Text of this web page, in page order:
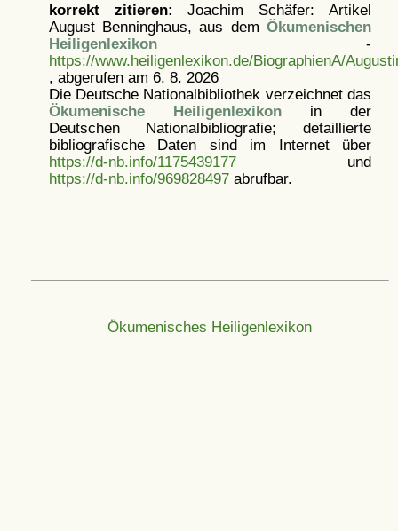
korrekt zitieren: Joachim Schäfer: Artikel
August Benninghaus, aus dem Ökumenischen
Heiligenlexikon-
https://www.heiligenlexikon.de/BiographienA/
, abgerufen am 6. 8. 2026
Die Deutsche Nationalbibliothek verzeichnet das
Ökumenische Heiligenlexikonin der
Deutschen Nationalbibliografie; detaillierte
bibliografische Daten sind im Internet über
https://d-nb.info/1175439177und
https://d-nb.info/969828497abrufbar.
Ökumenisches Heiligenlexikon